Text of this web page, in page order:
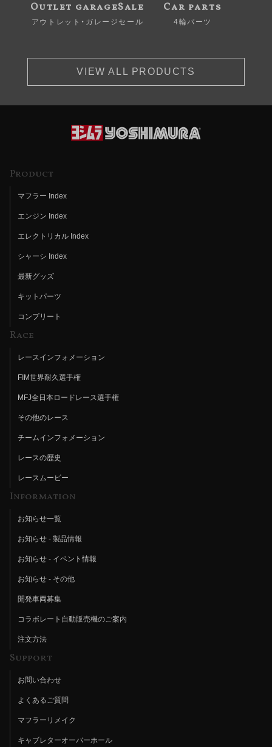
Outlet garageSale
アウトレット・ガレージセール
Car parts
4輪パーツ
VIEW ALL PRODUCTS
Product
マフラー Index
エンジン Index
エレクトリカル Index
シャーシ Index
最新グッズ
キットパーツ
コンプリート
Race
レースインフォメーション
FIM世界耐久選手権
MFJ全日本ロードレース選手権
その他のレース
チームインフォメーション
レースの歴史
レースムービー
Information
お知らせ一覧
お知らせ - 製品情報
お知らせ - イベント情報
お知らせ - その他
開発車両募集
コラボレート自動販売機のご案内
注文方法
Support
お問い合わせ
よくあるご質問
マフラーリメイク
キャブレターオーバーホール